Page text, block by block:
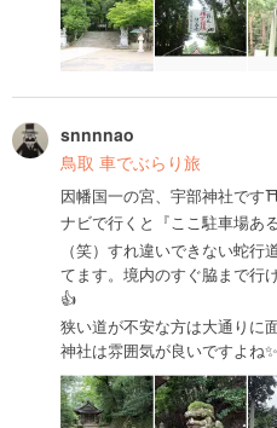
snnnnao
鳥取 車でぶらり旅
因幡国一の宮、宇部神社です
ナビで行くと『ここ駐車場あ
（笑）すれ違いできない蛇
てます。境内のすぐ脇まで行
👍
狭い道が不安な方は大通りに
神社は雰囲気が良いですよね✨